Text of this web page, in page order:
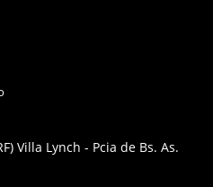
Villa Lynch - Pcia de Bs. As.